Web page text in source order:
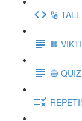
🔢
🟧
🔵